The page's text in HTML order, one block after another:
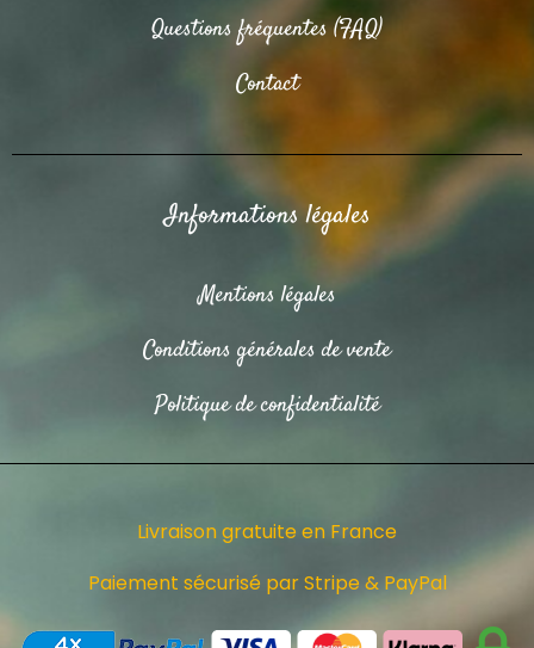
Questions fréquentes (FAQ)
Contact
Informations légales
Mentions légales
Conditions générales de vente
Politique de confidentialité
Livraison gratuite en France
Paiement sécurisé par Stripe & PayPal